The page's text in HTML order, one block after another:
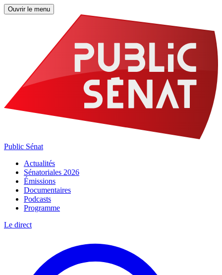
Ouvrir le menu
Public Sénat
Actualités
Sénatoriales 2026
Émissions
Documentaires
Podcasts
Programme
Le direct